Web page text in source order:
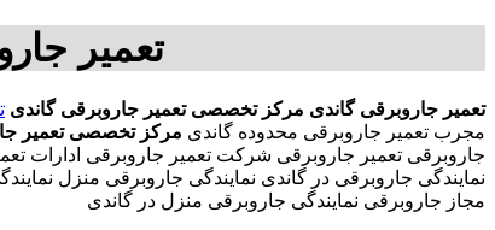
تعمیر
تعمیر جاروبرقی گاندی مرکز تخصصی تعمیر جاروبرقی گاندی
مجرب تعمیر جاروبرقی محدوده گاندی مرکز تخصصی تعمیر
جاروبرقی تعمیر جاروبرقی شرکت تعمیر جاروبرقی ادارات
نمایندگی جاروبرقی در گاندی نمایندگی جاروبرقی منزل
مجاز جاروبرقی نمایندگی جاروبرقی منزل در گاندی